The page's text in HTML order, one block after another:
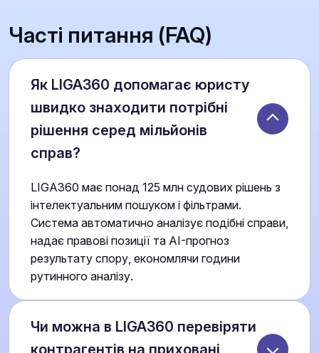
Часті питання (FAQ)
Як LIGA360 допомагає юристу
швидко знаходити потрібні
рішення серед мільйонів
справ?
LIGA360 має понад 125 млн судових рішень з
інтелектуальним пошуком і фільтрами.
Система автоматично аналізує подібні справи,
надає правові позиції та AI-прогноз
результату спору, економлячи години
рутинного аналізу.
Чи можна в LIGA360 перевіряти